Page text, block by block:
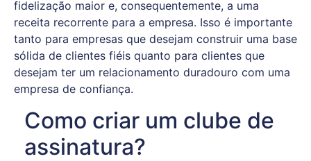
fidelização maior e, consequentemente, a uma
receita recorrente para a empresa. Isso é importante
tanto para empresas que desejam construir uma base
sólida de clientes fiéis quanto para clientes que
desejam ter um relacionamento duradouro com uma
empresa de confiança.
Como criar um clube de
assinatura?